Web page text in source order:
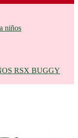
niños
RSX BUGGY